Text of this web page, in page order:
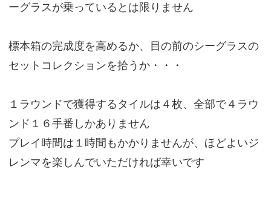
ーグラスが乗っているとは限りません
標本箱の完成度を高めるか、目の前のシーグラスの
セットコレクションを拾うか・・・
１ラウンドで獲得するタイルは４枚、全部で４ラウ
ンド１６手番しかありません
プレイ時間は１時間もかかりませんが、ほどよいジ
レンマを楽しんでいただければ幸いです